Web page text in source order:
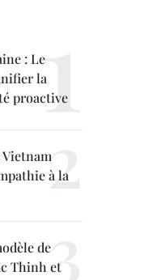
: Le
la
proactive
à la
de
Thinh et